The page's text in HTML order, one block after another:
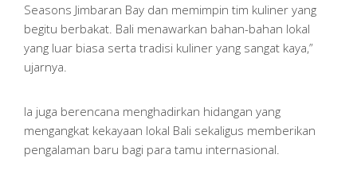
Seasons Jimbaran Bay dan memimpin tim kuliner yang
begitu berbakat. Bali menawarkan bahan-bahan lokal
yang luar biasa serta tradisi kuliner yang sangat kaya,”
ujarnya.
Ia juga berencana menghadirkan hidangan yang
mengangkat kekayaan lokal Bali sekaligus memberikan
pengalaman baru bagi para tamu internasional.